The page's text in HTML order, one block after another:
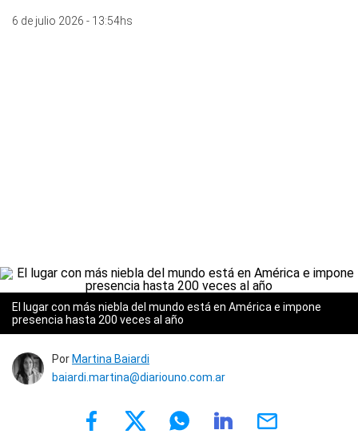
6 de julio 2026 - 13:54hs
El lugar con más niebla del mundo está en América e impone
presencia hasta 200 veces al año
Por Martina Baiardi
baiardi.martina@diariouno.com.ar